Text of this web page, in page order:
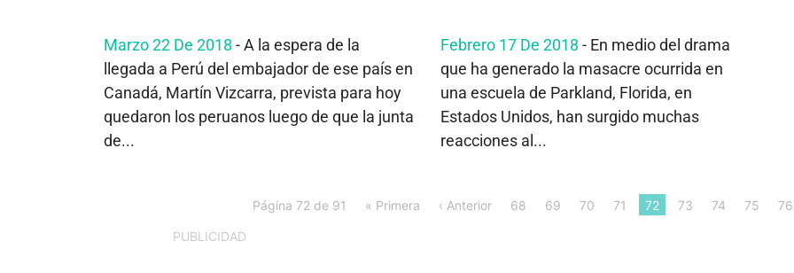
Marzo 22 De 2018 - A la espera de la
llegada a Perú del embajador de ese país en
Canadá, Martín Vizcarra, prevista para hoy
quedaron los peruanos luego de que la junta
de...
Febrero 17 De 2018 - En medio del drama
que ha generado la masacre ocurrida en
una escuela de Parkland, Florida, en
Estados Unidos, han surgido muchas
reacciones al...
Página 72 de 91 « Primera ‹ Anterior 68 69 70 71 72 73 74 75 76
PUBLICIDAD